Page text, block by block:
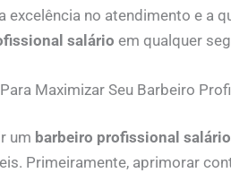
excelência no atendimento e a
salário em qualquer
Maximizar Seu Barbeiro
um barbeiro profissional salário
Primeiramente, aprimorar